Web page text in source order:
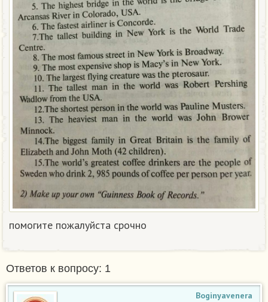
помогите пожалуйста срочно
Ответов к вопросу: 1
Boginyavenera